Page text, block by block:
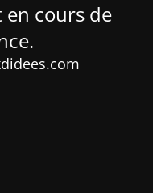
en cours de